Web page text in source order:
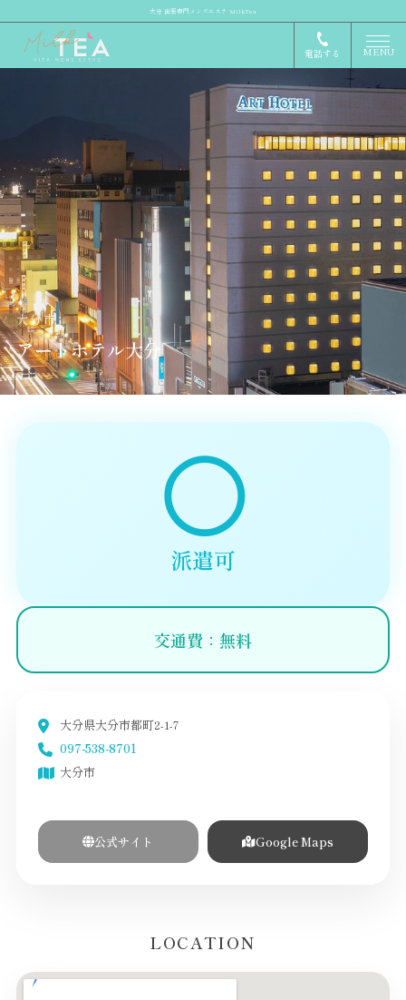
大分 出張専門メンズエステ MilkTea
電話する MENU
大分市
アートホテル大分
◯
派遣可
交通費：無料
大分県大分市都町2-1-7
097-538-8701
大分市
公式サイト Google Maps
LOCATION